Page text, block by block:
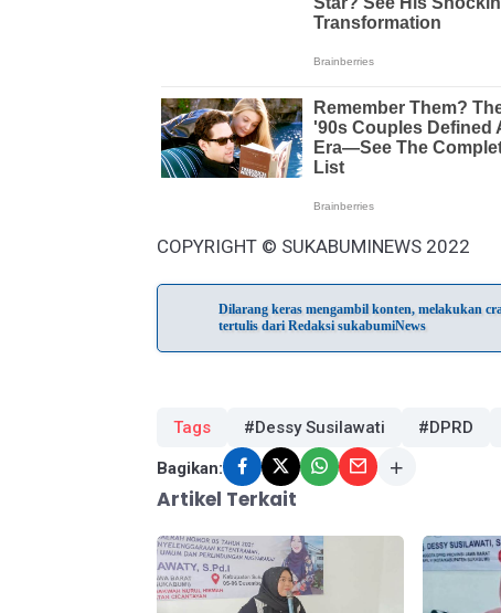
COPYRIGHT © SUKABUMINEWS 2022
Dilarang keras mengambil konten, melakukan
tertulis dari Redaksi sukabumiNews
Tags #Dessy Susilawati #DPRD
Bagikan:
Artikel Terkait